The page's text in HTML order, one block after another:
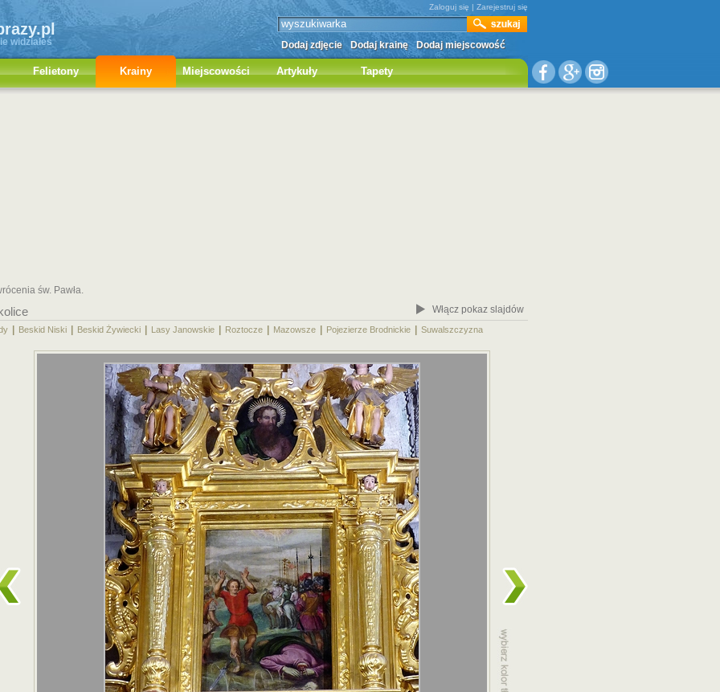
widziałeś
Zaloguj się | Zarejestruj się
Dodaj zdjęcie Dodaj krainę Dodaj miejscowość
Felietony Krainy Miejscowości Artykuły Tapety
św. Pawła.
Włącz pokaz slajdów
Beskid Niski Beskid Żywiecki Lasy Janowskie Roztocze Mazowsze Pojezierze Brodnickie Suwalszczyzna